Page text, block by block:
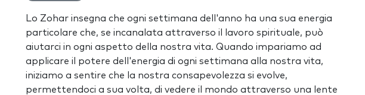
Lo Zohar insegna che ogni settimana dell'anno ha una sua energia
particolare che, se incanalata attraverso il lavoro spirituale, può
aiutarci in ogni aspetto della nostra vita. Quando impariamo ad
applicare il potere dell'energia di ogni settimana alla nostra vita,
iniziamo a sentire che la nostra consapevolezza si evolve,
permettendoci a sua volta, di vedere il mondo attraverso una lente